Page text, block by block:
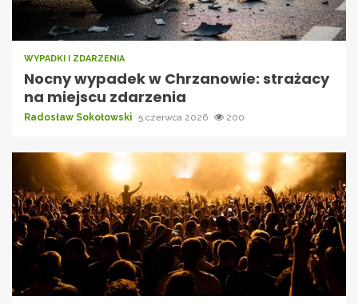
WYPADKI I ZDARZENIA
Nocny wypadek w Chrzanowie: strażacy
na miejscu zdarzenia
Radosław Sokołowski 5 czerwca 2026 200